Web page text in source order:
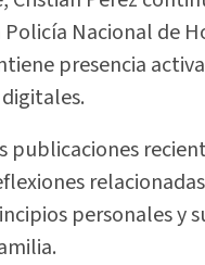
Nacional de
presencia
publicaciones
personales y